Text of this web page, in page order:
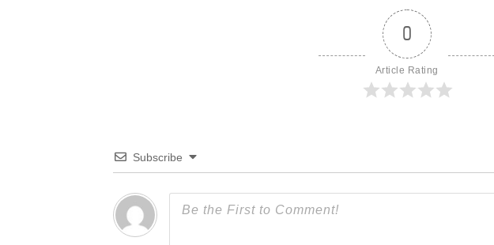
0
Article Rating
Subscribe